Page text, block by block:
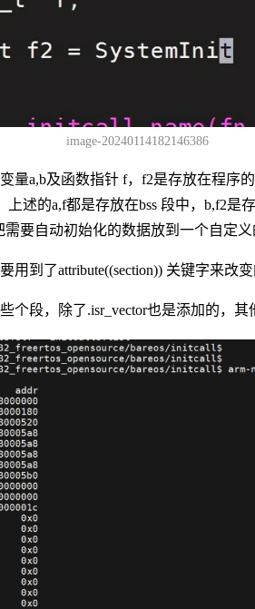
image-20240114182146386
量a,b及函数指针 f，f2是存放在程序
上述的a,f都是存放在bss 段中，b,f2是
要自动初始化的数据放到一个自定义
到了attribute((section)) 关键字来改变
个段，除了.isr_vector也是添加的，其